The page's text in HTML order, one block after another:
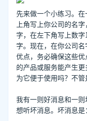
先来做一个小练习。
上角写上你公司的名
字，在左下角写上数
字。现在，在你公司
优点，务必确保这些
的产品或服务能产生
为它便于使用吗？不管
我有一则好消息和一
想听坏消息。坏消息是